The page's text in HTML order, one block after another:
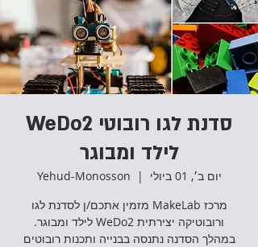
סדנת לגו רובוטי WeDo2
לילד ומבוגר
יום ב׳, 01 ביולי
  |
Yehud-Monosson
מרכז MakeLab מזמין אתכם/ן לסדנת לגו
במהלך הסדנה נתנסה בבנייה ותכנות רובוטים